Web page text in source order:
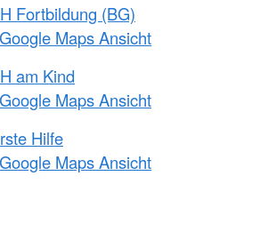
Fortbildung (BG)
Maps Ansicht
am Kind
Maps Ansicht
Hilfe
Maps Ansicht